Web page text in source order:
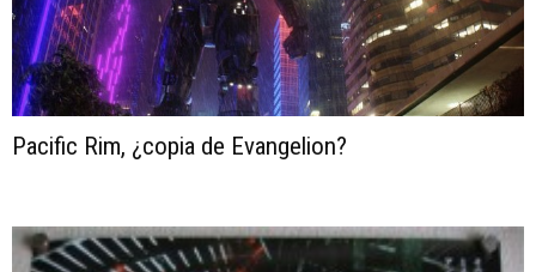
Pacific Rim, ¿copia de Evangelion?